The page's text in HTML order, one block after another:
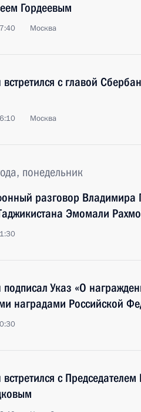
Гордеевым
Москва
с главой
Москва
понедельник
разговор Владимира
Эмомали
Указ «О
наградами Российской
с Председателем